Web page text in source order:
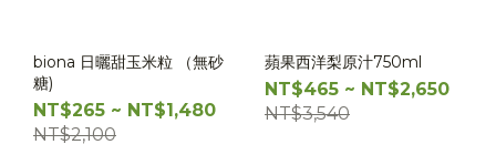
biona 日曬甜玉米粒 （無砂
糖)
NT$265 ~ NT$1,480
NT$2,100
蘋果西洋梨原汁750ml
NT$465 ~ NT$2,650
NT$3,540